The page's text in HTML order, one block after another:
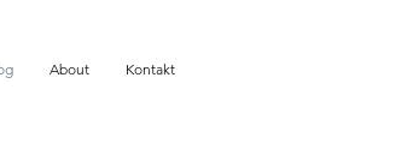
About Kontakt